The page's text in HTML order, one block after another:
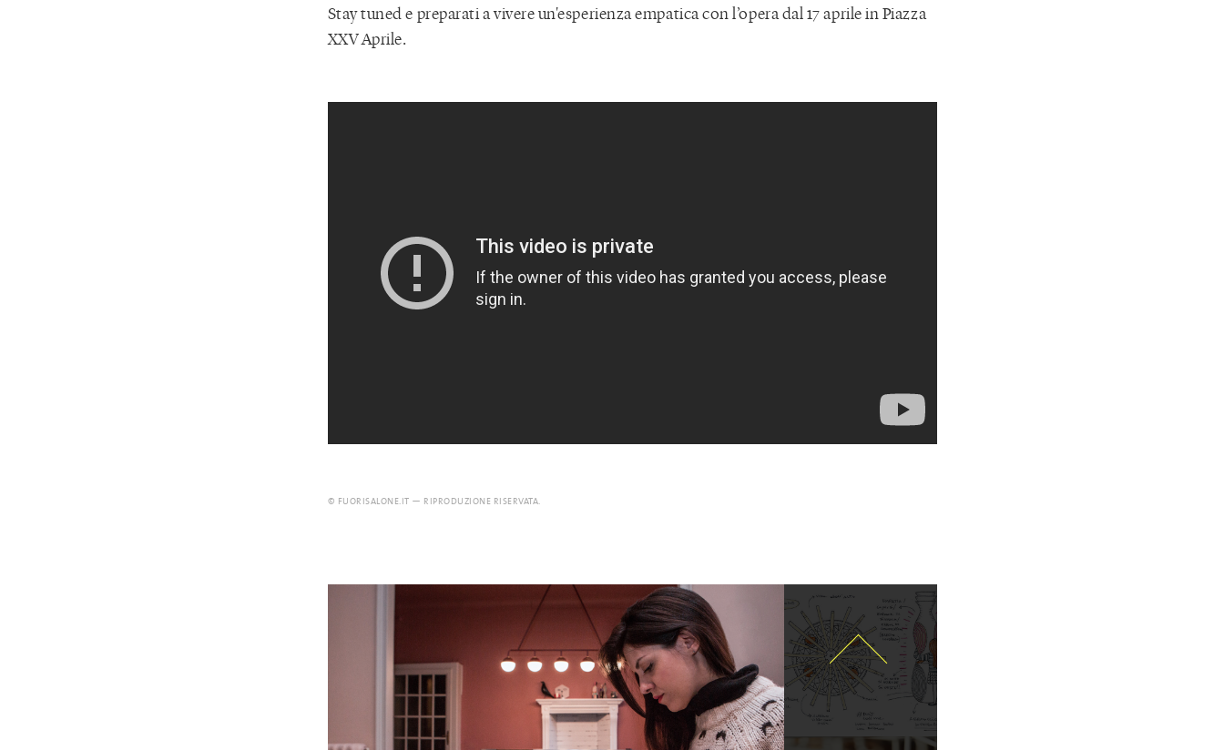
Stay tuned e preparati a vivere un'esperienza empatica con l’opera dal 17 aprile in Piazza
XXV Aprile.
© FUORISALONE.IT — RIPRODUZIONE RISERVATA.